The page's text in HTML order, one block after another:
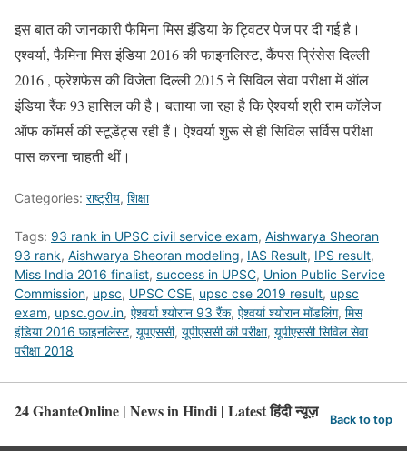
इस बात की जानकारी फैमिना मिस इंडिया के ट्विटर पेज पर दी गई है।
एश्वर्या, फैमिना मिस इंडिया 2016 की फाइनलिस्ट, कैंपस प्रिंसेस दिल्ली
2016 , फ्रेशफेस की विजेता दिल्ली 2015 ने सिविल सेवा परीक्षा में ऑल
इंडिया रैंक 93 हासिल की है। बताया जा रहा है कि ऐश्वर्या श्री राम कॉलेज
ऑफ कॉमर्स की स्टूडेंट्स रही हैं। ऐश्वर्या शुरू से ही सिविल सर्विस परीक्षा
पास करना चाहती थीं।
Categories: राष्ट्रीय, शिक्षा
Tags: 93 rank in UPSC civil service exam, Aishwarya Sheoran
93 rank, Aishwarya Sheoran modeling, IAS Result, IPS result,
Miss India 2016 finalist, success in UPSC, Union Public Service
Commission, upsc, UPSC CSE, upsc cse 2019 result, upsc
exam, upsc.gov.in, ऐश्वर्या श्योरान 93 रैंक, ऐश्वर्या श्योरान मॉडलिंग, मिस
इंडिया 2016 फाइनलिस्ट, यूपएससी, यूपीएससी की परीक्षा, यूपीएससी सिविल सेवा
परीक्षा 2018
24 GhanteOnline | News in Hindi | Latest हिंदी न्यूज़ Back to top